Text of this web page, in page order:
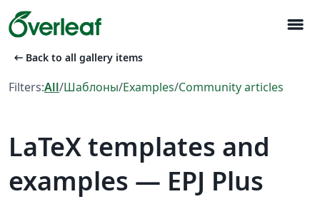
menu
arrow_left_alt Back to all gallery items
Filters:All/Шаблоны/Examples/Community articles
LaTeX templates and
examples — EPJ Plus